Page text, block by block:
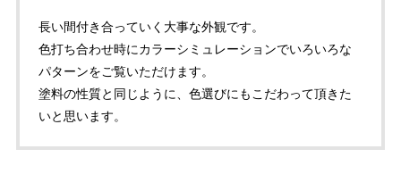
長い間付き合っていく大事な外観です。
色打ち合わせ時にカラーシミュレーションでいろいろな
パターンをご覧いただけます。
塗料の性質と同じように、色選びにもこだわって頂きた
いと思います。